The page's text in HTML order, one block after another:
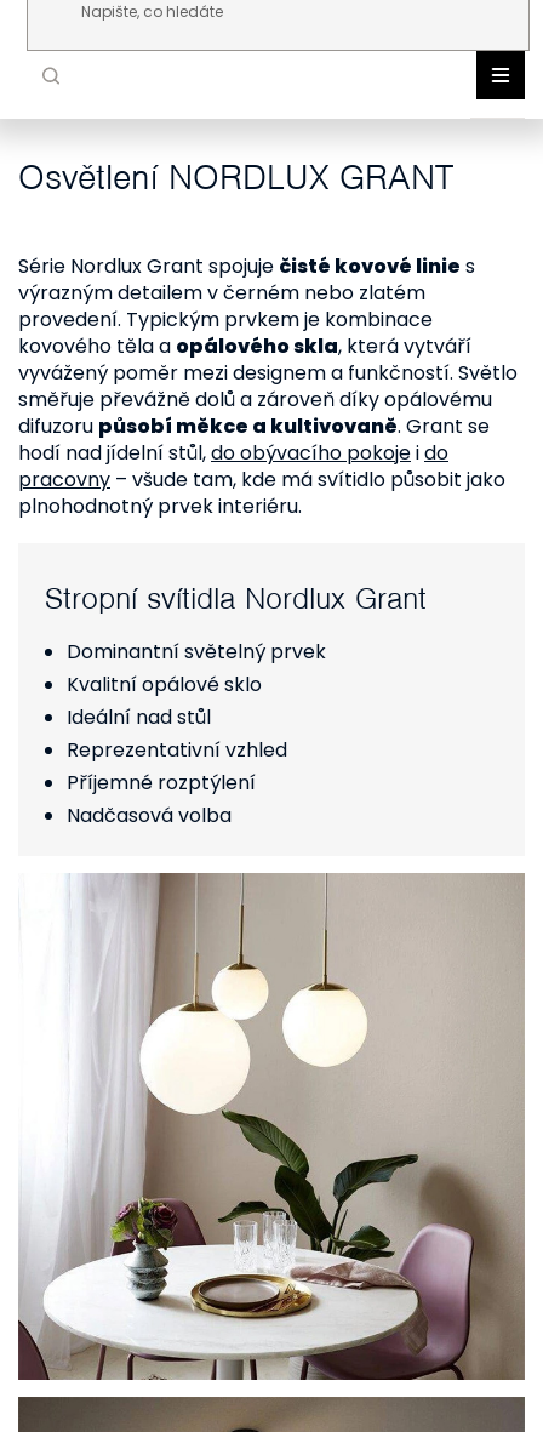
Přejít na obsah
Osvětlení NORDLUX GRANT
Série Nordlux Grant spojuje čisté kovové linie s
výrazným detailem v černém nebo zlatém
provedení. Typickým prvkem je kombinace
kovového těla a opálového skla, která vytváří
vyvážený poměr mezi designem a funkčností. Světlo
směřuje převážně dolů a zároveň díky opálovému
difuzoru působí měkce a kultivovaně. Grant se
hodí nad jídelní stůl,do obývacího pokojeido
pracovny – všude tam, kde má svítidlo působit jako
plnohodnotný prvek interiéru.
Stropní svítidla Nordlux Grant
Dominantní světelný prvek
Kvalitní opálové sklo
Ideální nad stůl
Reprezentativní vzhled
Příjemné rozptýlení
Nadčasová volba